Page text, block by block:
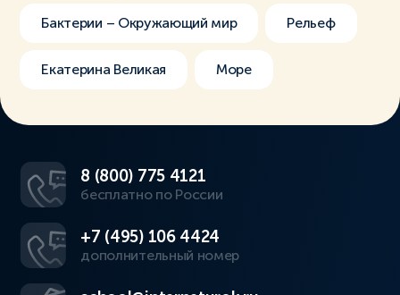
Бактерии – Окружающий мир Рельеф
Екатерина Великая Море
8 (800) 775 4121
бесплатно по России
+7 (495) 106 4424
дополнительный номер